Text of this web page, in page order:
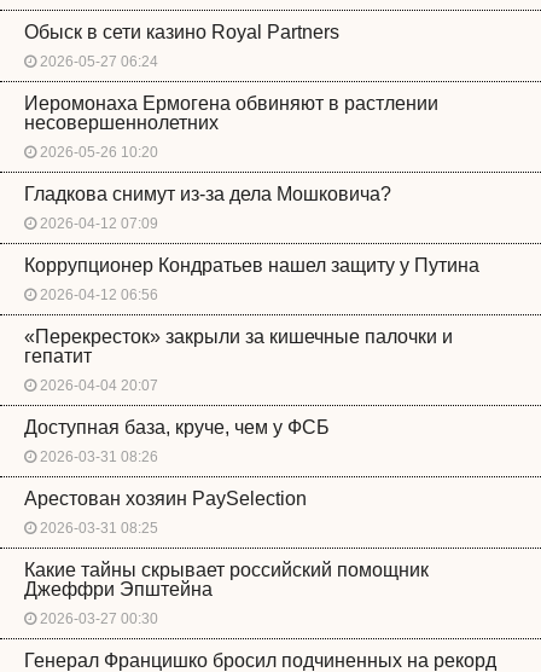
Обыск в сети казино Royal Partners
2026-05-27 06:24
Иеромонаха Ермогена обвиняют в растлении
несовершеннолетних
2026-05-26 10:20
Гладкова снимут из-за дела Мошковича?
2026-04-12 07:09
Коррупционер Кондратьев нашел защиту у Путина
2026-04-12 06:56
«Перекресток» закрыли за кишечные палочки и
гепатит
2026-04-04 20:07
Доступная база, круче, чем у ФСБ
2026-03-31 08:26
Арестован хозяин PaySelection
2026-03-31 08:25
Какие тайны скрывает российский помощник
Джеффри Эпштейна
2026-03-27 00:30
Генерал Францишко бросил подчиненных на рекорд